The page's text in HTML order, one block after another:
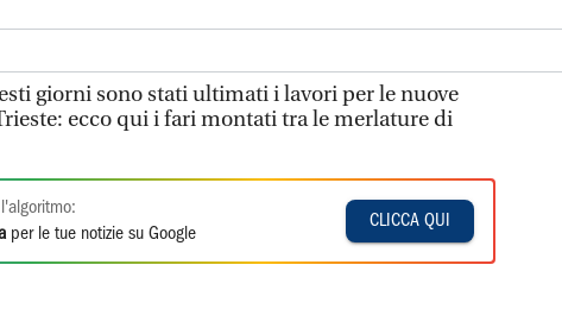
giorni sono stati ultimati i lavori per le nuove
ecco qui i fari montati tra le merlature di
per le tue notizie su Google
CLICCA QUI